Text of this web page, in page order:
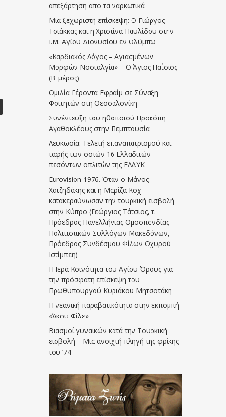
απεξάρτηση απο τα ναρκωτικά
Μια ξεχωριστή επίσκεψη: Ο Γιώργος
Τσιάκκας και η Χριστίνα Παυλίδου στην
Ι.Μ. Αγίου Διονυσίου εν Ολύμπω
«Καρδιακός Λόγος – Αγιασμένων
Μορφών Νοσταλγία» – Ο Άγιος Παΐσιος
(Β’ μέρος)
Ομιλία Γέροντα Εφραίμ σε Σύναξη
Φοιτητών στη Θεσσαλονίκη
Συνέντευξη του ηθοποιού Προκόπη
Αγαθοκλέους στην Πεμπτουσία
Λευκωσία: Τελετή επαναπατρισμού και
ταφής των οστών 16 Ελλαδιτών
πεσόντων οπλιτών της ΕΛΔΥΚ
Eurovision 1976. Όταν ο Μάνος
Χατζηδάκης και η Μαρίζα Κοχ
κατακεραύνωσαν την τουρκική εισβολή
στην Κύπρο (Γεώργιος Τάτσιος, τ.
Πρόεδρος Πανελλήνιας Ομοσπονδίας
Πολιτιστικών Συλλόγων Μακεδόνων,
Πρόεδρος Συνδέσμου Φίλων Οχυρού
Ιστίμπεη)
Η Ιερά Κοινότητα του Αγίου Όρους για
την πρόσφατη επίσκεψη του
Πρωθυπουργού Κυριάκου Μητσοτάκη
Η νεανική παραβατικότητα στην εκπομπή
«Άκου Φίλε»
Βιασμοί γυναικών κατά την Τουρκική
εισβολή – Μια ανοιχτή πληγή της φρίκης
του ’74